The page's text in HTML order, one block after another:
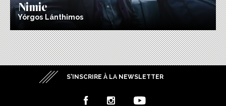
Nimic
Yórgos Lánthimos
S’INSCRIRE À LA NEWSLETTER